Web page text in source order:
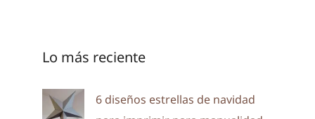
Lo más reciente
6 diseños estrellas de navidad